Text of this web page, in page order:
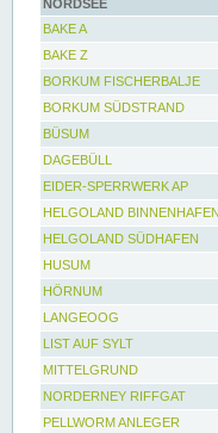
NORDSEE
BAKE A
BAKE Z
BORKUM FISCHERBALJE
BORKUM SÜDSTRAND
BÜSUM
DAGEBÜLL
EIDER-SPERRWERK AP
HELGOLAND BINNENHAFEN
HELGOLAND SÜDHAFEN
HUSUM
HÖRNUM
LANGEOOG
LIST AUF SYLT
MITTELGRUND
NORDERNEY RIFFGAT
PELLWORM ANLEGER